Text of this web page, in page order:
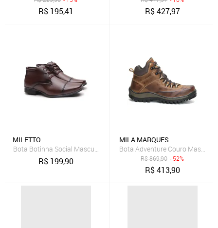
R$ 195,41 R$427,97
MILETTO
Bota Botinha Social Masculino Clássico Amarrar Miletto
R$ 199,90
MILA MARQUES
Bota Adventure Couro
R$869,90 - 52%
R$413,90